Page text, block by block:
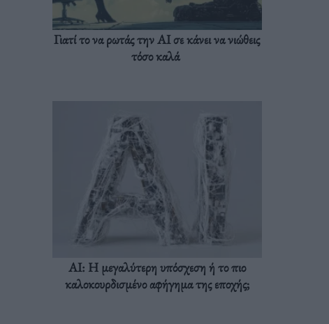
Γιατί το να ρωτάς την AI σε κάνει να νιώθεις
τόσο καλά
AI: Η μεγαλύτερη υπόσχεση ή το πιο
καλοκουρδισμένο αφήγημα της εποχής;